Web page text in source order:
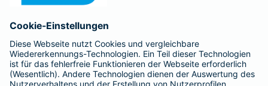
Barmenia ist Teil der BarmeniaGothaer
BELIEBTE SEITEN
Kranken-Zusatzversicherung